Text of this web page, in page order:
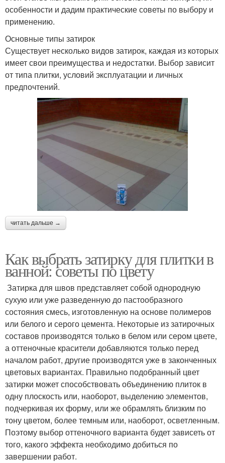
особенности и дадим практические советы по выбору и
применению.
Основные типы затирок
Существует несколько видов затирок, каждая из которых
имеет свои преимущества и недостатки. Выбор зависит
от типа плитки, условий эксплуатации и личных
предпочтений.
читать дальше →
Как выбрать затирку для плитки в
ванной: советы по цвету
Затирка для швов представляет собой однородную
сухую или уже разведенную до пастообразного
состояния смесь, изготовленную на основе полимеров
или белого и серого цемента. Некоторые из затирочных
составов производятся только в белом или сером цвете,
а оттеночные красители добавляются только перед
началом работ, другие производятся уже в законченных
цветовых вариантах. Правильно подобранный цвет
затирки может способствовать объединению плиток в
одну плоскость или, наоборот, выделению элементов,
подчеркивая их форму, или же обрамлять близким по
тону цветом, более темным или, наоборот, осветленным.
Поэтому выбор оттеночного варианта будет зависеть от
того, какого эффекта необходимо добиться по
завершении работ.